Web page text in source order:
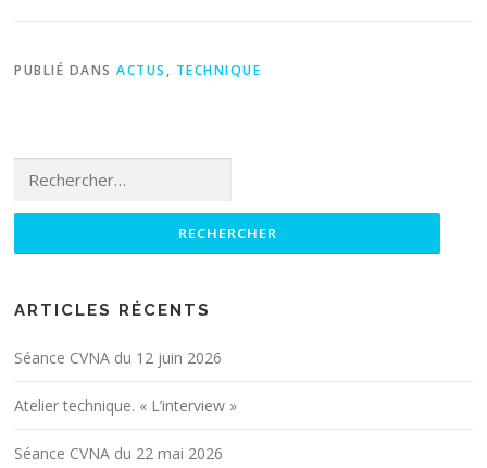
PUBLIÉ DANSACTUS , TECHNIQUE
ARTICLES RÉCENTS
Séance CVNA du 12 juin 2026
Atelier technique. « L’interview »
Séance CVNA du 22 mai 2026